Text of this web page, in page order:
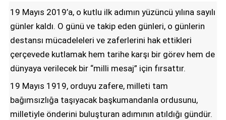
Künye
İletişim
Gizlilik
Sözleşmesi
Kullanıcı
Sözleşmesi
19 Mayıs 2019’a, o kutlu ilk adımın yüzüncü yılına sayılı
günler kaldı. O günü ve takip eden günleri, o günlerin
destansı mücadeleleri ve zaferlerini hak ettikleri
çerçevede kutlamak hem tarihe karşı bir görev hem de
dünyaya verilecek bir “milli mesaj” için fırsattır.
19 Mayıs 1919, orduyu zafere, milleti tam
bağımsızlığa taşıyacak başkumandanla ordusunu,
milletiyle önderini buluşturan adımının atıldığı gündür.